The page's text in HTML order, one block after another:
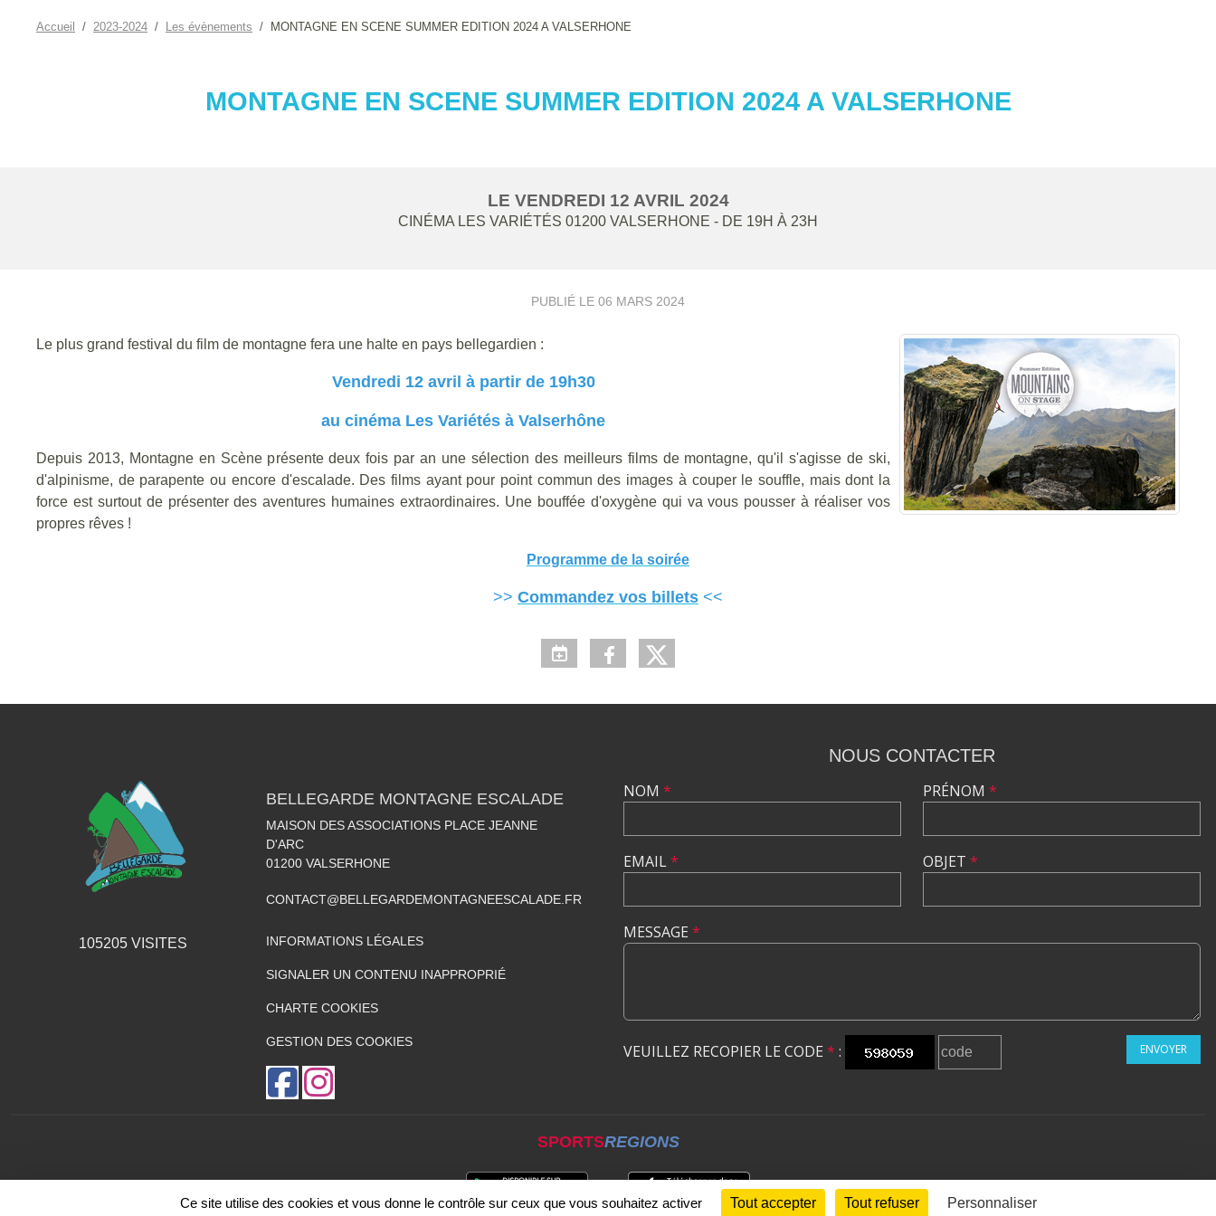
Accueil 2023-2024 Les évènements MONTAGNE EN SCENE SUMMER EDITION 2024 A VALSERHONE
MONTAGNE EN SCENE SUMMER EDITION 2024 A VALSERHONE
LE VENDREDI 12 AVRIL 2024
CINÉMA LES VARIÉTÉS 01200 VALSERHONE - DE 19H À 23H
PUBLIÉ LE 06 MARS 2024
Le plus grand festival du film de montagne fera une halte en pays bellegardien :
Vendredi 12 avril à partir de 19h30
au cinéma Les Variétés à Valserhône
Depuis 2013, Montagne en Scène présente deux fois par an une sélection des meilleurs films de montagne, qu'il s'agisse de ski,
d'alpinisme, de parapente ou encore d'escalade. Des films ayant pour point commun des images à couper le souffle, mais dont la
force est surtout de présenter des aventures humaines extraordinaires. Une bouffée d'oxygène qui va vous pousser à réaliser vos
propres rêves !
Programme de la soirée
>> Commandez vos billets <<
105205 VISITES
BELLEGARDE MONTAGNE ESCALADE
MAISON DES ASSOCIATIONS PLACE JEANNE
D'ARC
01200 VALSERHONE
CONTACT@BELLEGARDEMONTAGNEESCALADE.FR
INFORMATIONS LÉGALES
SIGNALER UN CONTENU INAPPROPRIÉ
CHARTE COOKIES
GESTION DES COOKIES
NOUS CONTACTER
NOM *
EMAIL*
PRÉNOM *
OBJET *
MESSAGE *
VEUILLEZ RECOPIER LE CODE * : ENVOYER
SPORTSREGIONS
Ce site utilise des cookies et vous donne le contrôle sur ceux que vous souhaitez activer Tout accepter Tout refuser Personnaliser